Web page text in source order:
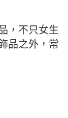
，不只女生
品之外，常